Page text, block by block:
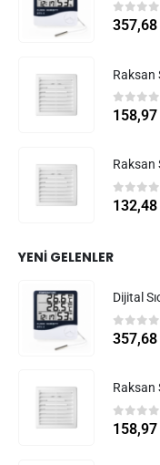
05
357,68
Raksan
0 5
158,97
Raksan
05
132,48
YENI GELENLER
Dijital
05
357,68
Raksan
0 5
158,97